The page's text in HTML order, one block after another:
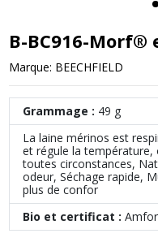
B-BC916-Morf®
Marque: BEECHFIELD
Grammage : 49 g
La laine mérinos est
et régule la
toutes circonstances,
odeur, Séchage rapide,
plus de confor
Bio et certificat :